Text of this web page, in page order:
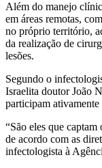
Além do manejo
em áreas remotas,
no próprio território,
da realização de
lesões.
Segundo o
Israelita doutor João
participam
“São eles que
de acordo com as
infectologista à